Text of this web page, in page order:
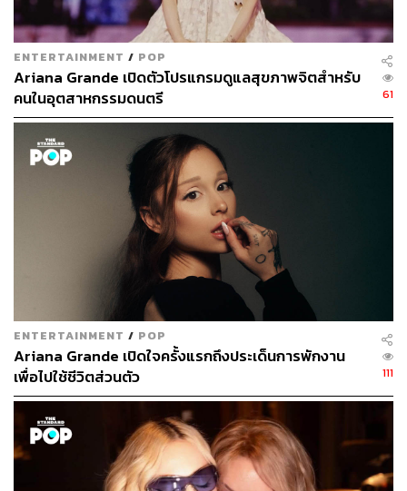
ENTERTAINMENT / POP
Ariana Grande เปิดตัวโปรแกรมดูแลสุขภาพจิตสำหรับ
คนในอุตสาหกรรมดนตรี
61
ENTERTAINMENT / POP
Ariana Grande เปิดใจครั้งแรกถึงประเด็นการพักงาน
เพื่อไปใช้ชีวิตส่วนตัว
111